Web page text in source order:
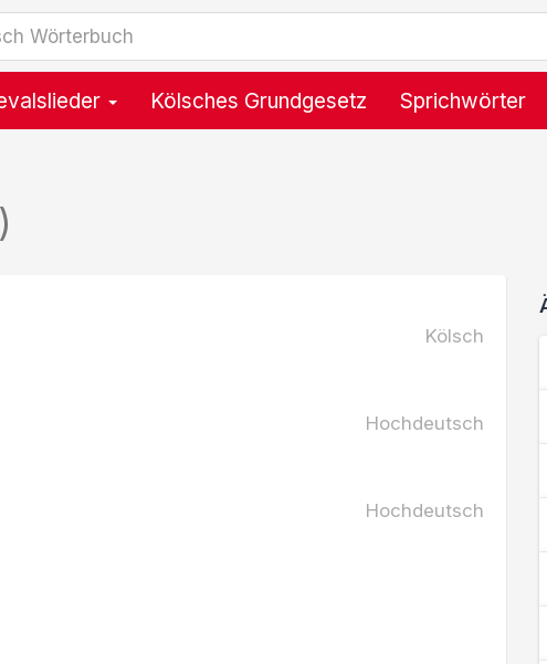
Kölsches Grundgesetz Sprichwörter
Kölsch
Hochdeutsch
Hochdeutsch